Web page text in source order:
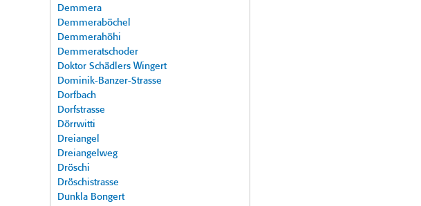
Demmera
Demmeraböchel
Demmerahöhi
Demmeratschoder
Doktor Schädlers Wingert
Dominik-Banzer-Strasse
Dorfbach
Dorfstrasse
Dörrwitti
Dreiangel
Dreiangelweg
Dröschi
Dröschistrasse
Dunkla Bongert